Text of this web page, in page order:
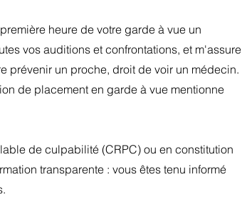
heure de votre garde à vue un
vos auditions et confrontations, et m'assure
prévenir un proche, droit de voir un médecin.
de placement en garde à vue mentionne
de culpabilité (CRPC) ou en constitution
transparente : vous êtes tenu informé